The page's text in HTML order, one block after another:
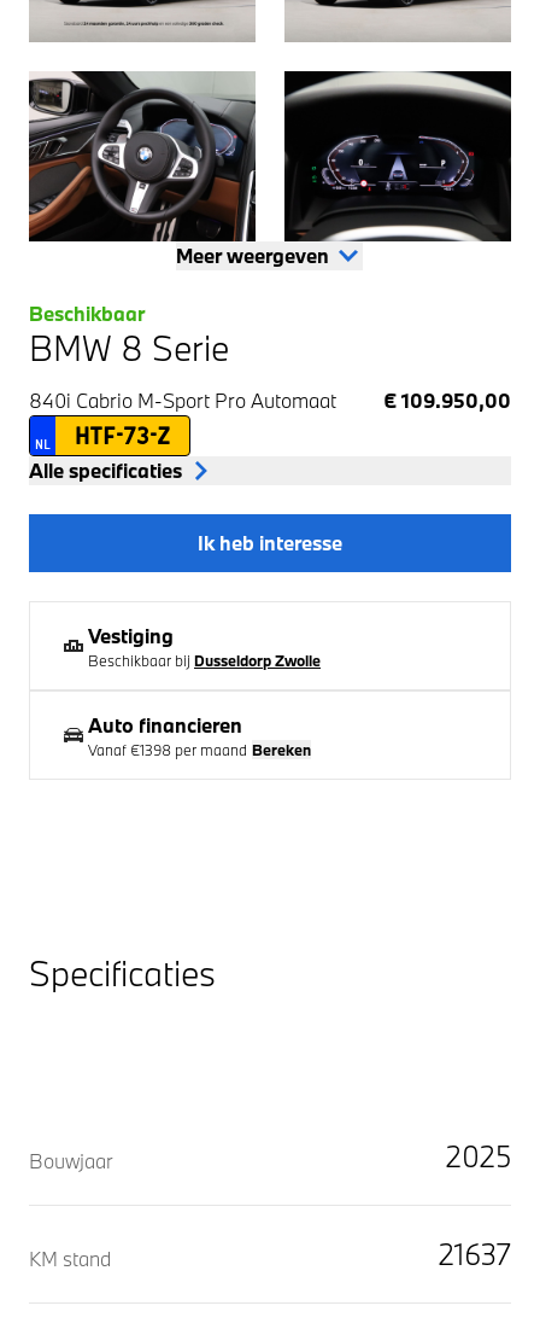
Meer weergeven
Beschikbaar
BMW 8 Serie
840i Cabrio M-Sport ProAutomaat € 109.950,00
NL HTF-73-Z
Alle specificaties
Ik heb interesse
Vestiging
Beschikbaar bij Dusseldorp Zwolle
Auto financieren
Vanaf €1398 per maand Bereken
Specificaties
2025
Bouwjaar
21637
KM stand